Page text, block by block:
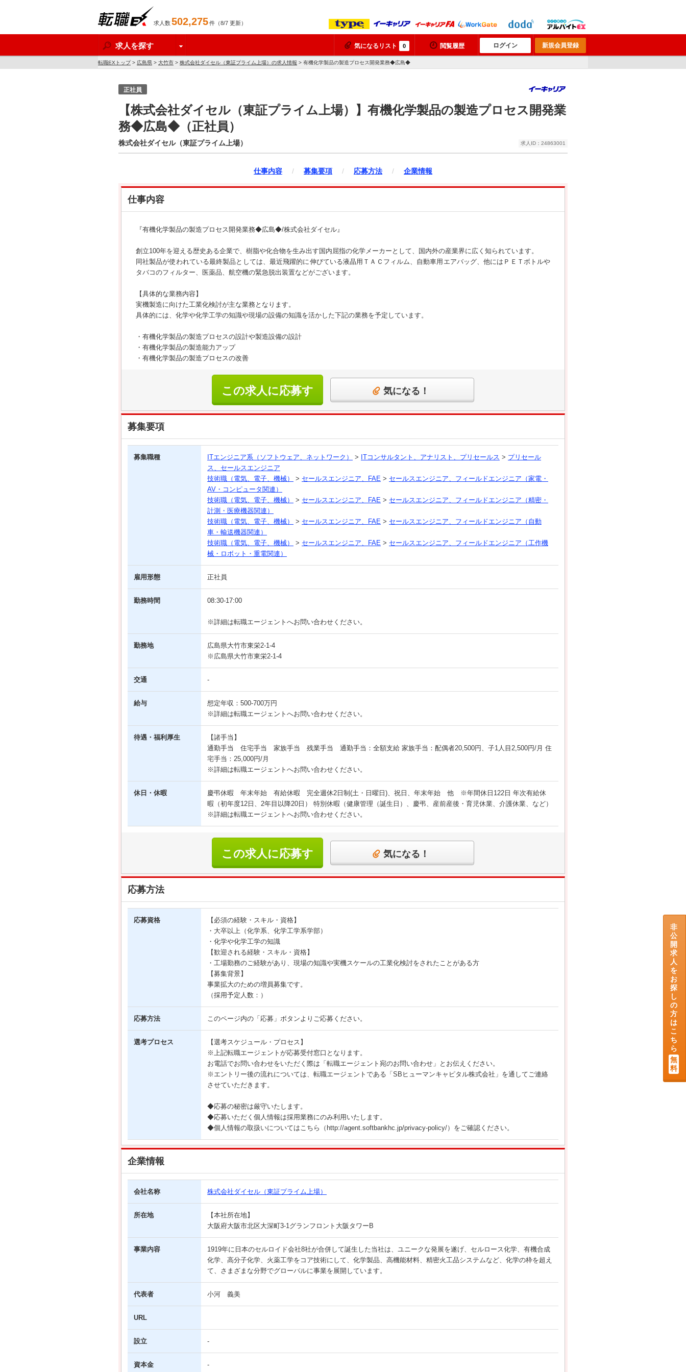
求人数502,275件（8/7 更新）
求人を探す 気になるリスト 0 閲覧履歴 ログイン 新規会員登録
転職EXトップ> 広島県 > 大竹市 > 株式会社ダイセル（東証プライム上場）の求人情報 > 有機化学製品の製造プロセス開発業務◆広島◆
正社員
【株式会社ダイセル（東証プライム上場）】有機化学製品の製造プロセス開発業
務◆広島◆（正社員）
株式会社ダイセル（東証プライム上場） 求人ID：24863001
仕事内容 / 募集要項 / 応募方法 / 企業情報
仕事内容
『有機化学製品の製造プロセス開発業務◆広島◆/株式会社ダイセル』
創立100年を迎える歴史ある企業で、樹脂や化合物を生み出す国内屈指の化学メーカーとして、国内外の産業界に広く知られています。
同社製品が使われている最終製品としては、最近飛躍的に伸びている液晶用ＴＡＣフィルム、自動車用エアバッグ、他にはＰＥＴボトルや
タバコのフィルター、医薬品、航空機の緊急脱出装置などがございます。
【具体的な業務内容】
実機製造に向けた工業化検討が主な業務となります。
具体的には、化学や化学工学の知識や現場の設備の知識を活かした下記の業務を予定しています。
・有機化学製品の製造プロセスの設計や製造設備の設計
・有機化学製品の製造能力アップ
・有機化学製品の製造プロセスの改善
この求人に応募す
る
気になる！
募集要項
募集職種 ITエンジニア系（ソフトウェア、ネットワーク） > ITコンサルタント、アナリスト、プリセールス > プリセール
ス、セールスエンジニア
技術職（電気、電子、機械）
> セールスエンジニア、FAE > セールスエンジニア、フィールドエンジニア（家電・
AV・コンピュータ関連）
技術職（電気、電子、機械）
> セールスエンジニア、FAE > セールスエンジニア、フィールドエンジニア（精密・
計測・医療機器関連）
技術職（電気、電子、機械）
> セールスエンジニア、FAE > セールスエンジニア、フィールドエンジニア（自動
車・輸送機器関連）
技術職（電気、電子、機械）
> セールスエンジニア、FAE > セールスエンジニア、フィールドエンジニア（工作機
械・ロボット・重電関連）
雇用形態 正社員
勤務時間 08:30-17:00
※詳細は転職エージェントへお問い合わせください。
勤務地
広島県大竹市東栄2-1-4
※広島県大竹市東栄2-1-4
交通 -
給与
想定年収：500-700万円
※詳細は転職エージェントへお問い合わせください。
待遇・福利厚生
【諸手当】
通勤手当 住宅手当 家族手当 残業手当 通勤手当：全額支給 家族手当：配偶者20,500円、子1人目2,500円/月 住
宅手当：25,000円/月
※詳細は転職エージェントへお問い合わせください。
休日・休暇
慶弔休暇 年末年始 有給休暇 完全週休2日制(土・日曜日)、祝日、年末年始 他 ※年間休日122日 年次有給休
暇（初年度12日、2年目以降20日） 特別休暇（健康管理（誕生日）、慶弔、産前産後・育児休業、介護休業、など）
※詳細は転職エージェントへお問い合わせください。
この求人に応募す
る
気になる！
応募方法
応募資格
【必須の経験・スキル・資格】
・大卒以上（化学系、化学工学系学部）
・化学や化学工学の知識
【歓迎される経験・スキル・資格】
・工場勤務のご経験があり、現場の知識や実機スケールの工業化検討をされたことがある方
【募集背景】
事業拡大のための増員募集です。
（採用予定人数：）
応募方法 このページ内の「応募」ボタンよりご応募ください。
選考プロセス
【選考スケジュール・プロセス】
※上記転職エージェントが応募受付窓口となります。
お電話でお問い合わせをいただく際は「転職エージェント宛のお問い合わせ」とお伝えください。
※エントリー後の流れについては、転職エージェントである「SBヒューマンキャピタル株式会社」を通してご連絡
させていただきます。
◆応募の秘密は厳守いたします。
◆応募いただく個人情報は採用業務にのみ利用いたします。
◆個人情報の取扱いについてはこちら（http://agent.softbankhc.jp/privacy-policy/）をご確認ください。
企業情報
会社名称 株式会社ダイセル（東証プライム上場）
所在地
【本社所在地】
大阪府大阪市北区大深町3-1グランフロント大阪タワーB
事業内容
1919年に日本のセルロイド会社8社が合併して誕生した当社は、ユニークな発展を遂げ、セルロース化学、有機合成
化学、高分子化学、火薬工学をコア技術にして、化学製品、高機能材料、精密火工品システムなど、化学の枠を超え
て、さまざまな分野でグローバルに事業を展開しています。
代表者 小河 義美
URL
設立 -
資本金 -
非
公
開
求
人
を
お
探
し
の
方
は
こ
ち
ら
無
料